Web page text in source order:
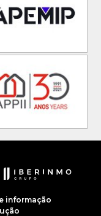
informação